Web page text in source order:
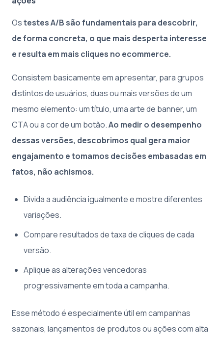
Ostestes A/B são fundamentais para descobrir,
de forma concreta, o que mais desperta interesse
e resulta em mais cliques no ecommerce.
Consistem basicamente em apresentar, para grupos
distintos de usuários, duas ou mais versões de um
mesmo elemento: um título, uma arte de banner, um
CTA ou a cor de um botão.Ao medir o desempenho
dessas versões, descobrimos qual gera maior
engajamento e tomamos decisões embasadas em
fatos, não achismos.
Divida a audiência igualmente e mostre diferentes
variações.
Compare resultados de taxa de cliques de cada
versão.
Aplique as alterações vencedoras
progressivamente em toda a campanha.
Esse método é especialmente útil em campanhas
sazonais, lançamentos de produtos ou ações com alta